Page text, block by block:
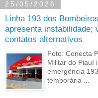
25/05/2026
Linha 193 dos Bombeiros
apresenta instabilidade;
contatos alternativos
Foto: Conecta
Militar do Piauí
emergência
temporária ...